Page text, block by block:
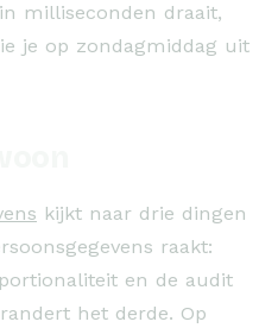
milliseconden draait,
je op zondagmiddag uit
kijkt naar drie dingen
raakt:
en de audit
het derde. Op